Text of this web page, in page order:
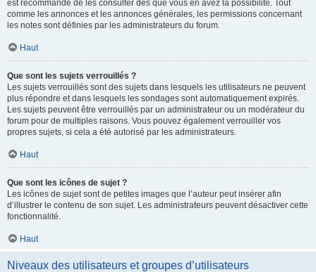
est recommandé de les consulter dès que vous en avez la possibilité. Tout
comme les annonces et les annonces générales, les permissions concernant
les notes sont définies par les administrateurs du forum.
Haut
Que sont les sujets verrouillés ?
Les sujets verrouillés sont des sujets dans lesquels les utilisateurs ne peuvent
plus répondre et dans lesquels les sondages sont automatiquement expirés.
Les sujets peuvent être verrouillés par un administrateur ou un modérateur du
forum pour de multiples raisons. Vous pouvez également verrouiller vos
propres sujets, si cela a été autorisé par les administrateurs.
Haut
Que sont les icônes de sujet ?
Les icônes de sujet sont de petites images que l’auteur peut insérer afin
d’illustrer le contenu de son sujet. Les administrateurs peuvent désactiver cette
fonctionnalité.
Haut
Niveaux des utilisateurs et groupes d’utilisateurs